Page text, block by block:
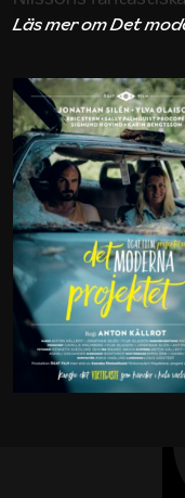
iakttagelser om
Maja Kekonius